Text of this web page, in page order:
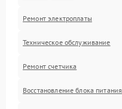
Ремонт электроплаты
Техническое обслуживание
Ремонт счетчика
Восстановление блока питания